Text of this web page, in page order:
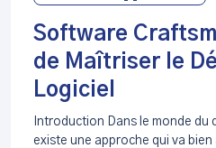
Software
de Maîtriser le
Logiciel
Introduction Dans le monde du
existe une approche qui va